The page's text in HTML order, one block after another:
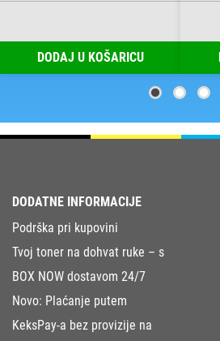
DODAJ U KOŠARICU
DODATNE INFORMACIJE
Podrška pri kupovini
Tvoj toner na dohvat ruke – s
BOX NOW dostavom 24/7
Novo: Plaćanje putem
KeksPay-a bez provizije na